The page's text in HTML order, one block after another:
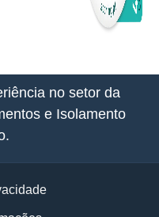
544
Sintra,
no setor da
e Isolamento